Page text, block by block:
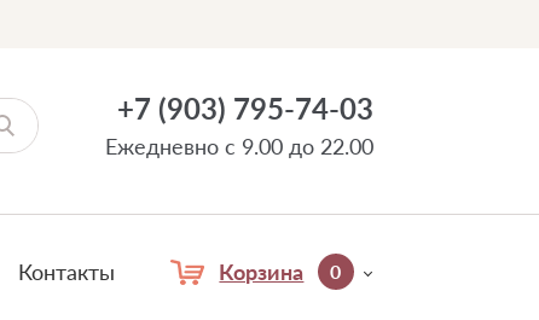
+7 (903) 795-74-03
Ежедневно с 9.00 до 22.00
Контакты Корзина 0